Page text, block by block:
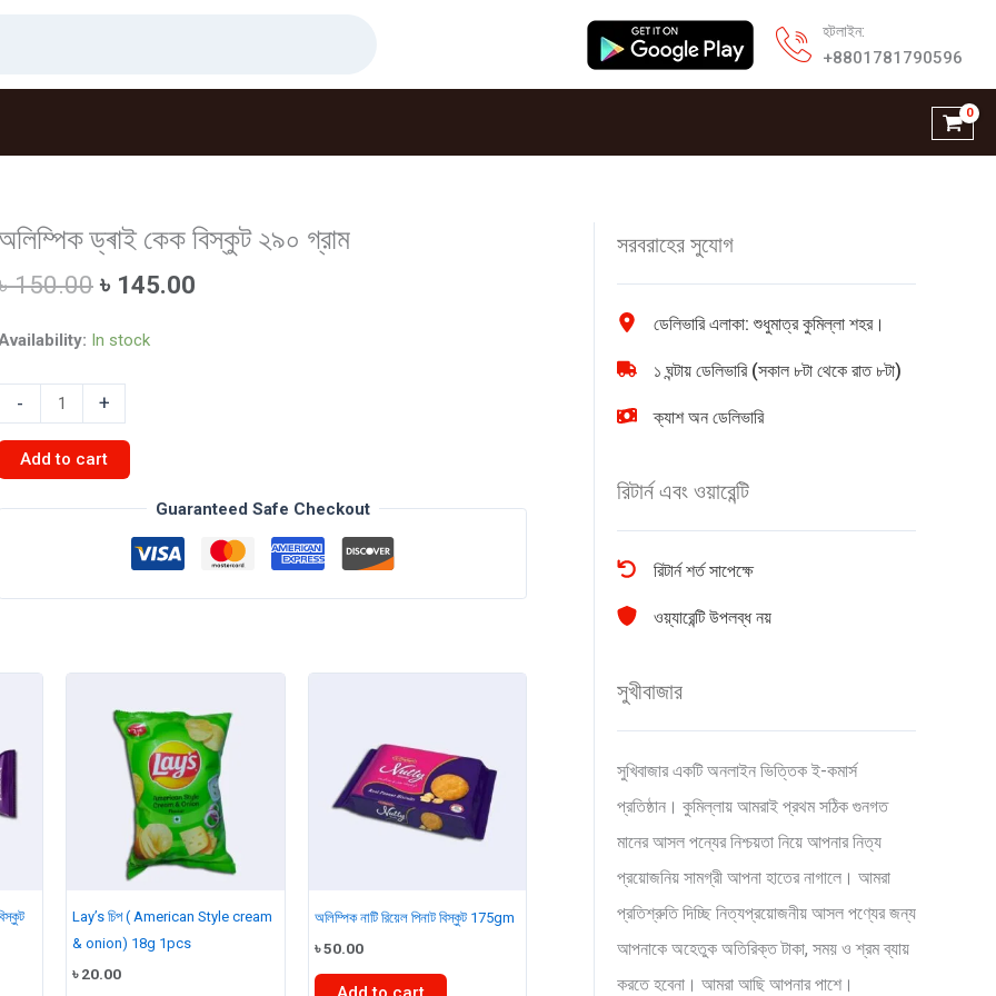
হটলাইন:
+8801781790596
ড্ৰাই কেক বিস্কুট ২৯০ গ্রাম
150.00 Original
was:
৳ 145.00
In stock
- +
Add to cart
Guaranteed Safe Checkout
Lay’s চিপ ( American Style cream
& onion) 18g 1pcs
৳20.00
অলিম্পিক নাটি রিয়েল পিনাট বিস্কুট 175gm
৳50.00
সরবরাহের সুযোগ
ডেলিভারি এলাকা: শুধুমাত্র কুমিল্লা শহর।
১ ঘন্টায় ডেলিভারি (সকাল ৮টা থেকে রাত ৮টা)
ক্যাশ অন ডেলিভারি
রিটার্ন এবং ওয়ারেন্টি
রিটার্ন শর্ত সাপেক্ষে
ওয়্যারেন্টি উপলব্ধ নয়
সুখীবাজার
সুখিবাজার একটি অনলাইন ভিত্তিক ই-কমার্স
প্রতিষ্ঠান। কুমিল্লায় আমরাই প্রথম সঠিক গুনগত
মানের আসল পন্যের নিশ্চয়তা নিয়ে আপনার নিত্য
প্রয়োজনিয় সামগ্রী আপনা হাতের নাগালে। আমরা
প্রতিশ্রুতি দিচ্ছি নিত্যপ্রয়োজনীয় আসল পণ্যের জন্য
আপনাকে অহেতুক অতিরিক্ত টাকা, সময় ও শ্রম ব্যায়
করতে হবেনা। আমরা আছি আপনার পাশে।